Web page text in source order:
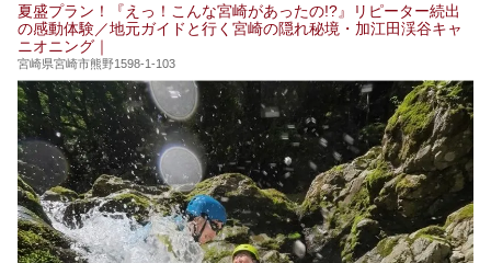
夏盛プラン！『えっ！こんな宮崎があったの!?』リピーター続出
の感動体験／地元ガイドと行く宮崎の隠れ秘境・加江田渓谷キャ
ニオニング｜
宮崎県宮崎市熊野1598-1-103